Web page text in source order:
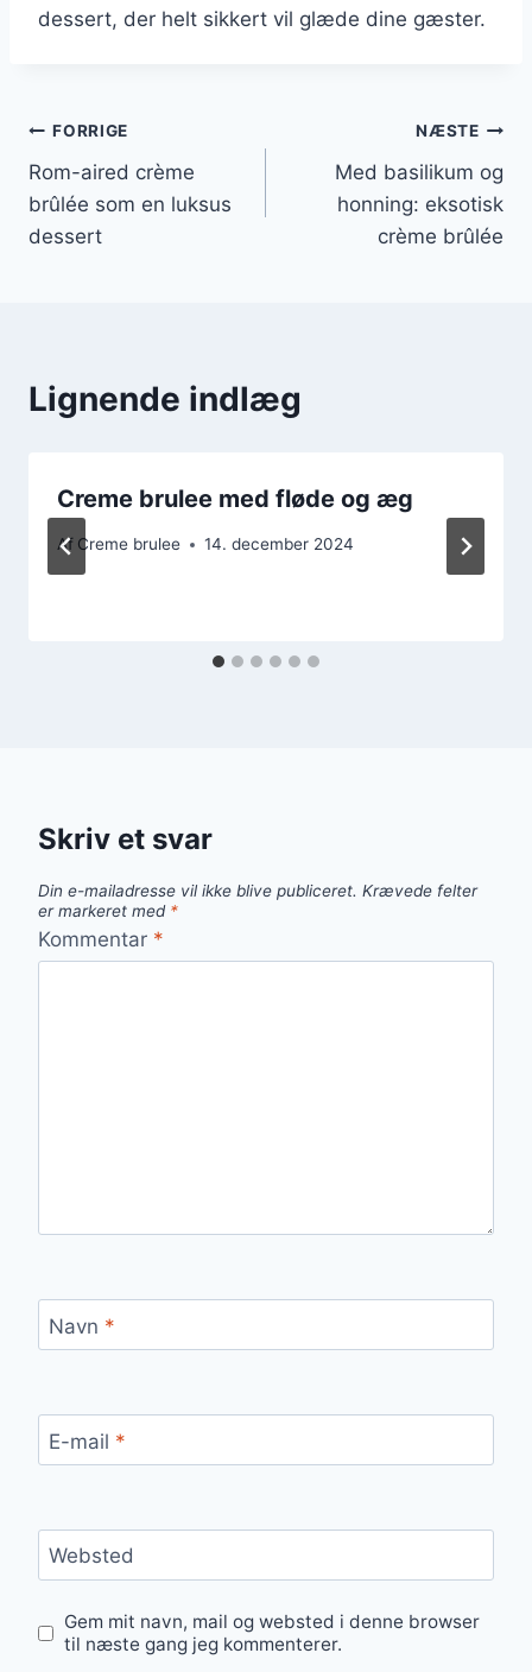
dessert, der helt sikkert vil glæde dine gæster.
Indlægsnavigation
FORRIGE
Rom-aired crème
brûlée som en luksus
dessert
NÆSTE
Med basilikum og
honning: eksotisk
crème brûlée
Lignende indlæg
Creme brulee med fløde og æg
Af Creme brulee 14. december 2024
Skriv et svar
Din e-mailadresse vil ikke blive publiceret. Krævede felter
er markeret med *
Kommentar *
Navn *
E-mail *
Websted
Gem mit navn, mail og websted i denne browser
til næste gang jeg kommenterer.